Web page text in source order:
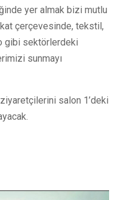
yer almak bizi mutlu
çerçevesinde, tekstil,
gibi sektörlerdeki
sunmayı
ziyaretçilerini salon 1’deki